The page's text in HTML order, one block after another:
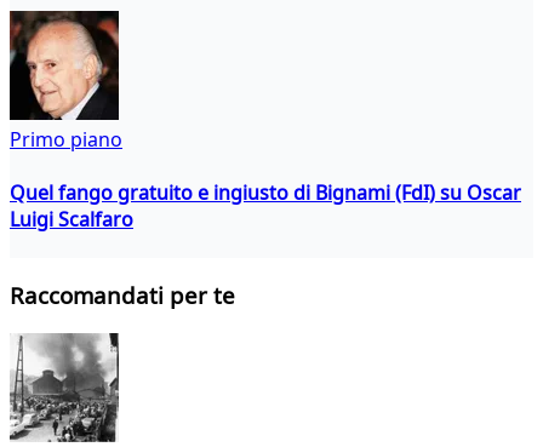
Primo piano
Quel fango gratuito e ingiusto di Bignami (FdI) su Oscar
Luigi Scalfaro
Raccomandati per te